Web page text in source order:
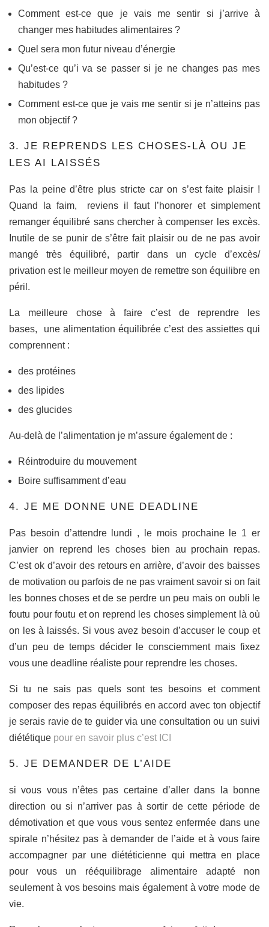
Comment est-ce que je vais me sentir si j’arrive à
changer mes habitudes alimentaires ?
Quel sera mon futur niveau d’énergie
Qu’est-ce qu’i va se passer si je ne changes pas mes
habitudes ?
Comment est-ce que je vais me sentir si je n’atteins pas
mon objectif ?
3. JE REPRENDS LES CHOSES-LÀ OU JE
LES AI LAISSÉS
Pas la peine d’être plus stricte car on s’est faite plaisir !
Quand la faim, reviens il faut l’honorer et simplement
remanger équilibré sans chercher à compenser les excès.
Inutile de se punir de s’être fait plaisir ou de ne pas avoir
mangé très équilibré, partir dans un cycle d’excès/
privation est le meilleur moyen de remettre son équilibre en
péril.
La meilleure chose à faire c’est de reprendre les
bases, une alimentation équilibrée c’est des assiettes qui
comprennent :
des protéines
des lipides
des glucides
Au-delà de l’alimentation je m’assure également de :
Réintroduire du mouvement
Boire suffisamment d’eau
4. JE ME DONNE UNE DEADLINE
Pas besoin d’attendre lundi , le mois prochaine le 1 er
janvier on reprend les choses bien au prochain repas.
C’est ok d’avoir des retours en arrière, d’avoir des baisses
de motivation ou parfois de ne pas vraiment savoir si on fait
les bonnes choses et de se perdre un peu mais on oubli le
foutu pour foutu et on reprend les choses simplement là où
on les à laissés. Si vous avez besoin d’accuser le coup et
d’un peu de temps décider le consciemment mais fixez
vous une deadline réaliste pour reprendre les choses.
Si tu ne sais pas quels sont tes besoins et comment
composer des repas équilibrés en accord avec ton objectif
je serais ravie de te guider via une consultation ou un suivi
diététique pour en savoir plus c’est ICI
5. JE DEMANDER DE L’AIDE
si vous vous n’êtes pas certaine d’aller dans la bonne
direction ou si n’arriver pas à sortir de cette période de
démotivation et que vous vous sentez enfermée dans une
spirale n’hésitez pas à demander de l’aide et à vous faire
accompagner par une diététicienne qui mettra en place
pour vous un rééquilibrage alimentaire adapté non
seulement à vos besoins mais également à votre mode de
vie.